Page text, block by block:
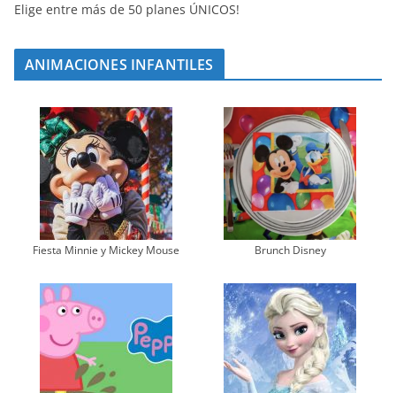
Elige entre más de 50 planes ÚNICOS!
ANIMACIONES INFANTILES
Fiesta Minnie y Mickey Mouse Brunch Disney